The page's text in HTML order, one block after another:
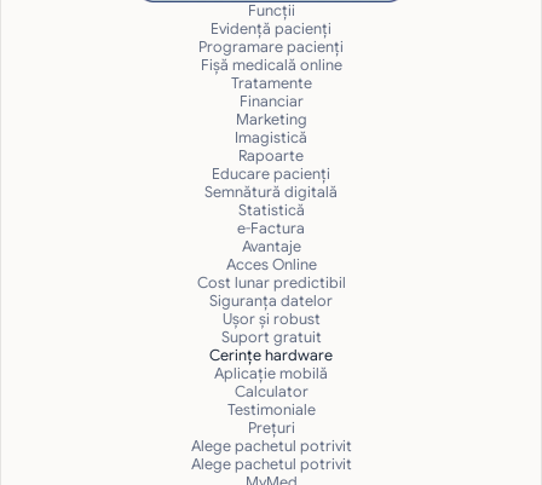
Funcții
Evidență pacienți
Programare pacienți
Fișă medicală online
Tratamente
Financiar
Marketing
Imagistică
Rapoarte
Educare pacienți
Semnătură digitală
Statistică
e-Factura
Avantaje
Acces Online
Cost lunar predictibil
Siguranţa datelor
Uşor și robust
Suport gratuit
Cerințe hardware
Aplicație mobilă
Calculator
Testimoniale
Prețuri
Alege pachetul potrivit
Alege pachetul potrivit